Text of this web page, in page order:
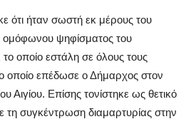
ότι ήταν σωστή εκ μέρους του
ψηφίσματος του
οποίο εστάλη σε όλους τους
οποίο επέδωσε ο Δήμαρχος στον
Αιγίου. Επίσης τονίστηκε ως θετικό
τη συγκέντρωση διαμαρτυρίας στην